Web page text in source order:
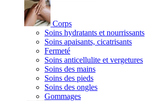
Corps
Soins hydratants et nourrissants
Soins apaisants, cicatrisants
Fermeté
Soins anticellulite et vergetures
Soins des mains
Soins des pieds
Soins des ongles
Gommages